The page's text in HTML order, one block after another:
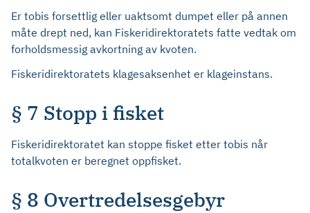
Er tobis forsettlig eller uaktsomt dumpet eller på annen
måte drept ned, kan Fiskeridirektoratets fatte vedtak om
forholdsmessig avkortning av kvoten.
Fiskeridirektoratets klagesaksenhet er klageinstans.
§ 7 Stopp i fisket
Fiskeridirektoratet kan stoppe fisket etter tobis når
totalkvoten er beregnet oppfisket.
§ 8 Overtredelsesgebyr